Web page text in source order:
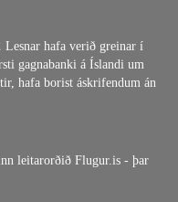
Lesnar hafa verið greinar í
gagnabanki á Íslandi um
hafa borist áskrifendum án
leitarorðið Flugur.is - þar